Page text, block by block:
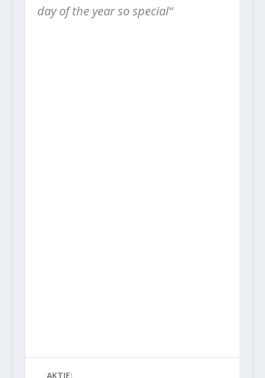
day of the year so special“
AKTIE: